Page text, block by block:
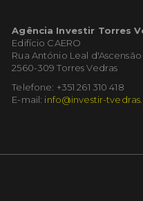
Agência Investir Torres
Edifício CAERO
Rua António Leal d'Ascensão
2560-309 Torres Vedras
Telefone: +351 261 310 418
E-mail: info@investir-